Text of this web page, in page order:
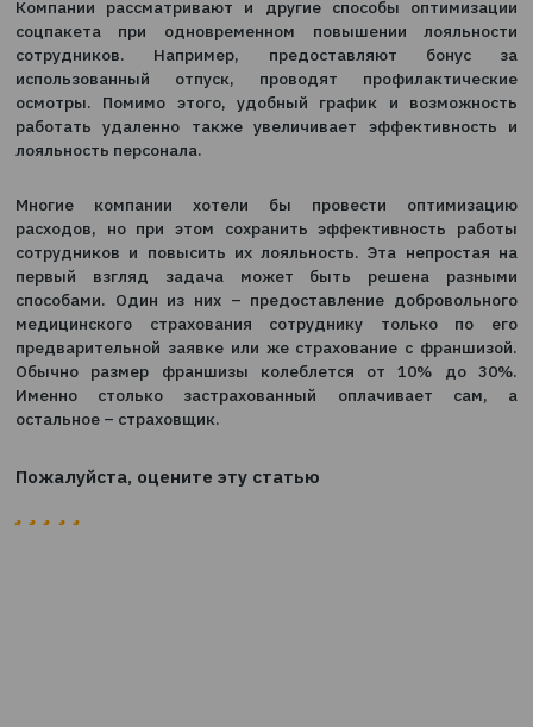
из них планировали это сделать.
Чаще всего оптимизировались льготы по питанию
обучение (43%), на служебный автомобиль (29%).
оптимизации не подвергались страхование жизни,
Компании рассматривают и другие способы
соцпакета при одновременном повышении
сотрудников. Например, предоставляют
использованный отпуск, проводят
осмотры. Помимо этого, удобный график и
работать удаленно также увеличивает
лояльность персонала.
Многие компании хотели бы провести
расходов, но при этом сохранить эффективность
сотрудников и повысить их лояльность. Эта